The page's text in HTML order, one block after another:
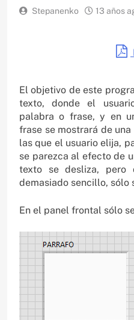
Stepanenko 13 años
El objetivo de este
texto, donde el
palabra o frase, y en
frase se mostrará de
las que el usuario elija,
se parezca al efecto de
texto se desliza, pero
demasiado sencillo, sólo
En el panel frontal sólo